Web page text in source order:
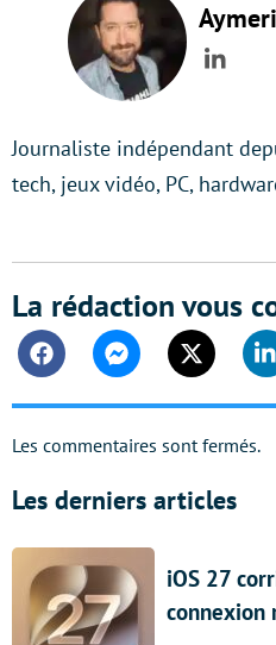
Journaliste indépendant
tech, jeux vidéo, PC,
La rédaction vous
FacebookMessengerTwitter
Les commentaires sont fermés.
Les derniers articles
iOS 27
connexion